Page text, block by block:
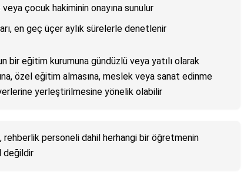
çocuk hakiminin onayına sunulur
en geç üçer aylık sürelerle denetlenir
bir eğitim kurumuna gündüzlü veya yatılı olarak
özel eğitim almasına, meslek veya sanat edinme
yerleştirilmesine yönelik olabilir
rehberlik personeli dahil herhangi bir öğretmenin
değildir